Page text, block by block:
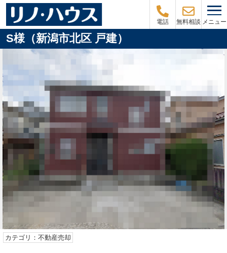
電話 無料相談 メニュー
S様（新潟市北区 戸建）
カテゴリ：不動産売却